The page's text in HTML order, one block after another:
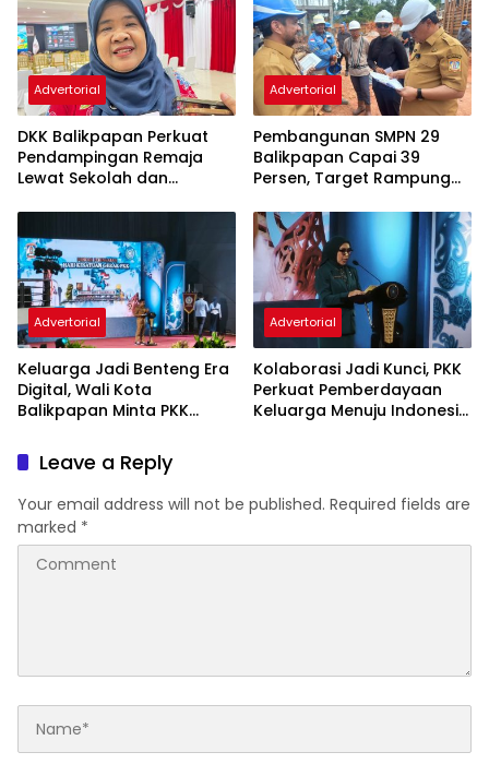
Advertorial
DKK Balikpapan Perkuat
Pendampingan Remaja
Lewat Sekolah dan
Advertorial
Pembangunan SMPN 29
Balikpapan Capai 39
Persen, Target Rampung
Advertorial
Keluarga Jadi Benteng Era
Digital, Wali Kota
Balikpapan Minta PKK
Karakter Generasi Muda
Advertorial
Kolaborasi Jadi Kunci, PKK
Perkuat Pemberdayaan
Keluarga Menuju Indonesia
Leave a Reply
Your email address will not be published. Required fields are
marked *